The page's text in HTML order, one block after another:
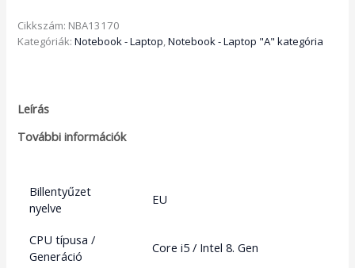
Cikkszám: NBA13170
Kategóriák:Notebook - Laptop,Notebook - Laptop "A" kategória
Leírás
További információk
Billentyűzet
nyelve
EU
CPU típusa /
Generáció
Core i5 / Intel 8. Gen